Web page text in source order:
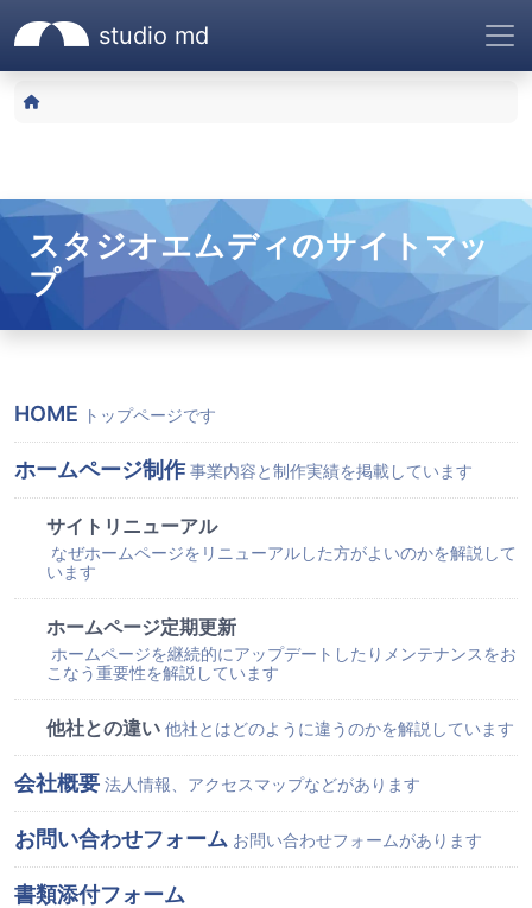
株式会社スタジオエムディ
サイトメニュー
studio md
サイトヘッダー
サイトナビゲーション
ヒーローエリア
コンテンツエリア
パンくずリスト
HOME
スタジオエムディのサイトマッ
プ
メインページ
HOME トップページです
ホームページ制作事業内容と制作実績を掲載しています
サイトリニューアル
なぜホームページをリニューアルした方がよいのかを解説して
います
ホームページ定期更新
ホームページを継続的にアップデートしたりメンテナンスをお
こなう重要性を解説しています
他社との違い 他社とはどのように違うのかを解説しています
会社概要 法人情報、アクセスマップなどがあります
お問い合わせフォーム お問い合わせフォームがあります
書類添付フォーム